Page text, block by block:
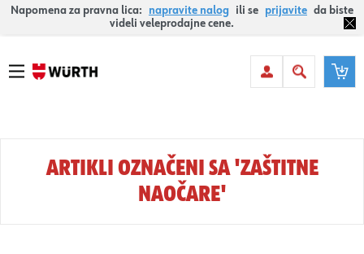
Napomena za pravna lica: napravite nalog ili se prijavite da biste
videli veleprodajne cene.
ARTIKLI OZNAČENI SA 'ZAŠTITNE
NAOČARE'